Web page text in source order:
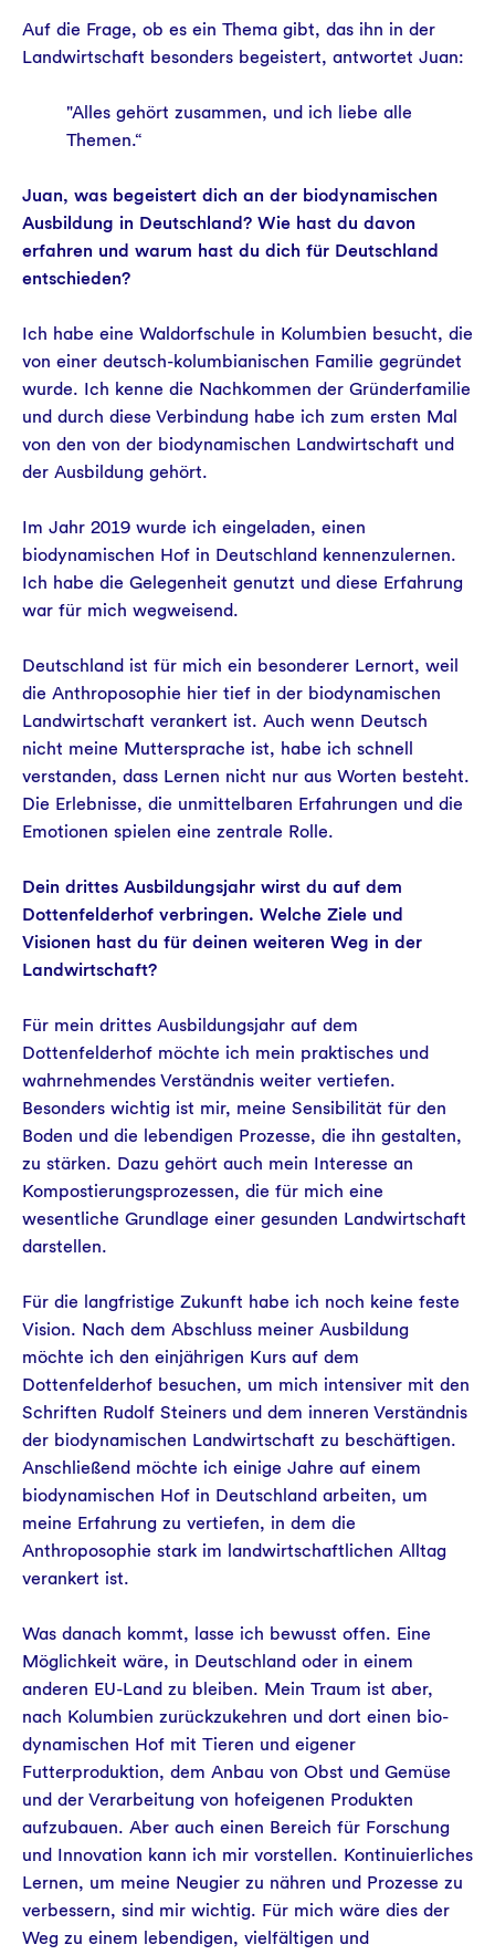
Auf die Frage, ob es ein Thema gibt, das ihn in der
Landwirtschaft besonders begeistert, antwortet Juan:
"Alles gehört zusammen, und ich liebe alle
Themen.“
Juan, was begeistert dich an der biodynamischen
Ausbildung in Deutschland? Wie hast du davon
erfahren und warum hast du dich für Deutschland
entschieden?
Ich habe eine Waldorfschule in Kolumbien besucht, die
von einer deutsch‑kolumbianischen Familie gegründet
wurde. Ich kenne die Nachkommen der Gründerfamilie
und durch diese Verbindung habe ich zum ersten Mal
von den von der biodynamischen Landwirtschaft und
der Ausbildung gehört.
Im Jahr 2019 wurde ich eingeladen, einen
biodynamischen Hof in Deutschland kennenzulernen.
Ich habe die Gelegenheit genutzt und diese Erfahrung
war für mich wegweisend.
Deutschland ist für mich ein besonderer Lernort, weil
die Anthroposophie hier tief in der biodynamischen
Landwirtschaft verankert ist. Auch wenn Deutsch
nicht meine Muttersprache ist, habe ich schnell
verstanden, dass Lernen nicht nur aus Worten besteht.
Die Erlebnisse, die unmittelbaren Erfahrungen und die
Emotionen spielen eine zentrale Rolle.
Dein drittes Ausbildungsjahr wirst du auf dem
Dottenfelderhof verbringen. Welche Ziele und
Visionen hast du für deinen weiteren Weg in der
Landwirtschaft?
Für mein drittes Ausbildungsjahr auf dem
Dottenfelderhof möchte ich mein praktisches und
wahrnehmendes Verständnis weiter vertiefen.
Besonders wichtig ist mir, meine Sensibilität für den
Boden und die lebendigen Prozesse, die ihn gestalten,
zu stärken. Dazu gehört auch mein Interesse an
Kompostierungsprozessen, die für mich eine
wesentliche Grundlage einer gesunden Landwirtschaft
darstellen.
Für die langfristige Zukunft habe ich noch keine feste
Vision. Nach dem Abschluss meiner Ausbildung
möchte ich den einjährigen Kurs auf dem
Dottenfelderhof besuchen, um mich intensiver mit den
Schriften Rudolf Steiners und dem inneren Verständnis
der biodynamischen Landwirtschaft zu beschäftigen.
Anschließend möchte ich einige Jahre auf einem
biodynamischen Hof in Deutschland arbeiten, um
meine Erfahrung zu vertiefen, in dem die
Anthroposophie stark im landwirtschaftlichen Alltag
verankert ist.
Was danach kommt, lasse ich bewusst offen. Eine
Möglichkeit wäre, in Deutschland oder in einem
anderen EU‑Land zu bleiben. Mein Traum ist aber,
nach Kolumbien zurückzukehren und dort einen bio-
dynamischen Hof mit Tieren und eigener
Futterproduktion, dem Anbau von Obst und Gemüse
und der Verarbeitung von hofeigenen Produkten
aufzubauen. Aber auch einen Bereich für Forschung
und Innovation kann ich mir vorstellen. Kontinuierliches
Lernen, um meine Neugier zu nähren und Prozesse zu
verbessern, sind mir wichtig. Für mich wäre dies der
Weg zu einem lebendigen, vielfältigen und